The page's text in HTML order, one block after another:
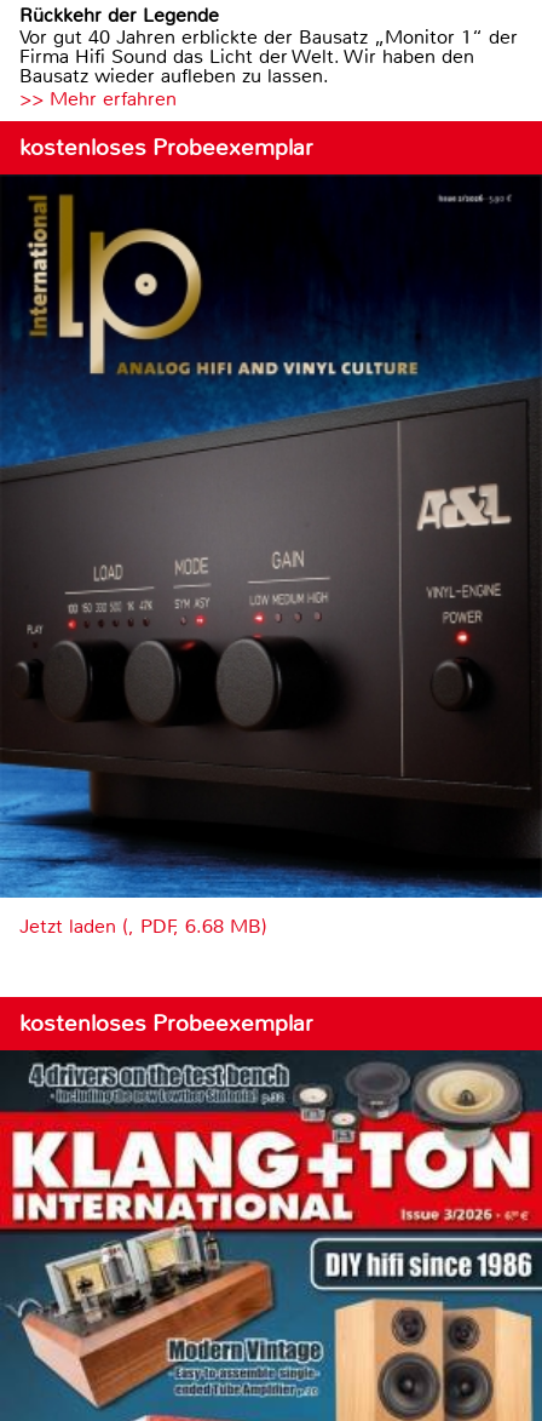
Rückkehr der Legende
Vor gut 40 Jahren erblickte der Bausatz „Monitor 1“ der
Firma Hifi Sound das Licht der Welt. Wir haben den
Bausatz wieder aufleben zu lassen.
>> Mehr erfahren
kostenloses Probeexemplar
Jetzt laden (, PDF, 6.68 MB)
kostenloses Probeexemplar